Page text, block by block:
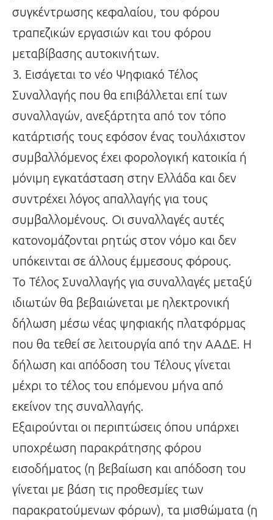
συγκέντρωσης κεφαλαίου, του φόρου
τραπεζικών εργασιών και του φόρου
μεταβίβασης αυτοκινήτων.
3. Εισάγεται το νέο Ψηφιακό Τέλος
Συναλλαγής που θα επιβάλλεται επί των
συναλλαγών, ανεξάρτητα από τον τόπο
κατάρτισής τους εφόσον ένας τουλάχιστον
συμβαλλόμενος έχει φορολογική κατοικία ή
μόνιμη εγκατάσταση στην Ελλάδα και δεν
συντρέχει λόγος απαλλαγής για τους
συμβαλλομένους. Οι συναλλαγές αυτές
κατονομάζονται ρητώς στον νόμο και δεν
υπόκεινται σε άλλους έμμεσους φόρους.
Το Τέλος Συναλλαγής για συναλλαγές μεταξύ
ιδιωτών θα βεβαιώνεται με ηλεκτρονική
δήλωση μέσω νέας ψηφιακής πλατφόρμας
που θα τεθεί σε λειτουργία από την ΑΑΔΕ. Η
δήλωση και απόδοση του Τέλους γίνεται
μέχρι το τέλος του επόμενου μήνα από
εκείνον της συναλλαγής.
Εξαιρούνται οι περιπτώσεις όπου υπάρχει
υποχρέωση παρακράτησης φόρου
εισοδήματος (η βεβαίωση και απόδοση του
γίνεται με βάση τις προθεσμίες των
παρακρατούμενων φόρων), τα μισθώματα (η